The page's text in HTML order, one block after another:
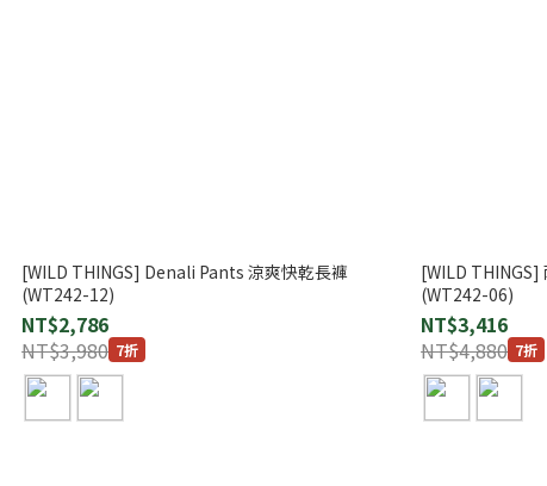
[WILD THINGS] Denali Pants 涼爽快乾長褲
(WT242-12)
NT$2,786
NT$3,980 7折
[WILD
(WT242-06)
NT$3,416
NT$4,880 7折